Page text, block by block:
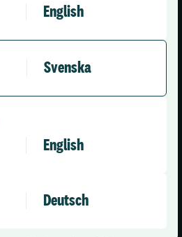
English
Svenska
English
Deutsch
Kontakta Oss
Karriärer​